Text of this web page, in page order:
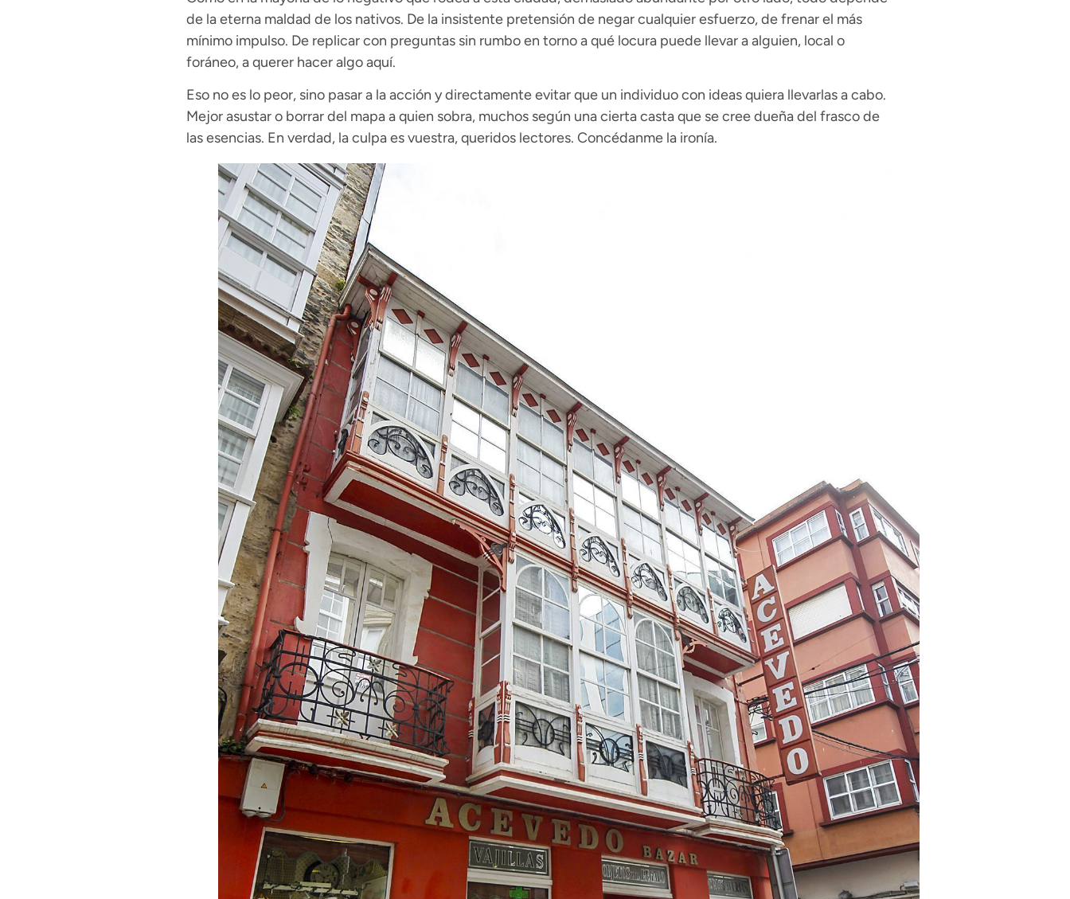
de la eterna maldad de los nativos. De la insistente pretensión de negar cualquier esfuerzo, de frenar el más
mínimo impulso. De replicar con preguntas sin rumbo en torno a qué locura puede llevar a alguien, local o
foráneo, a querer hacer algo aquí.
Eso no es lo peor, sino pasar a la acción y directamente evitar que un individuo con ideas quiera llevarlas a cabo.
Mejor asustar o borrar del mapa a quien sobra, muchos según una cierta casta que se cree dueña del frasco de
las esencias. En verdad, la culpa es vuestra, queridos lectores. Concédanme la ironía.